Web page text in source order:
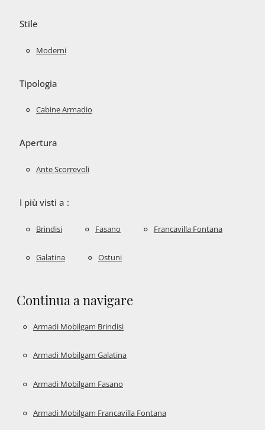
Stile
Moderni
Tipologia
Cabine Armadio
Apertura
Ante Scorrevoli
I più visti a :
Brindisi Fasano Francavilla Fontana
Galatina Ostuni
Continua a navigare
Armadi Mobilgam Brindisi
Armadi Mobilgam Galatina
Armadi Mobilgam Fasano
Armadi Mobilgam Francavilla Fontana